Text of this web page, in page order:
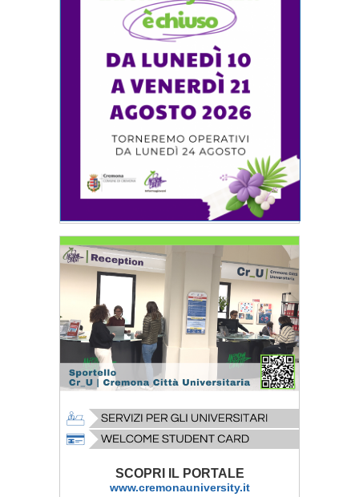
SCOPRI IL PORTALE
www.cremonauniversity.it